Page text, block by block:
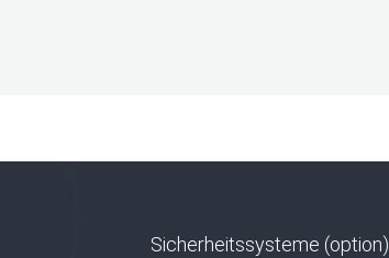
Sicherheitssysteme (option)